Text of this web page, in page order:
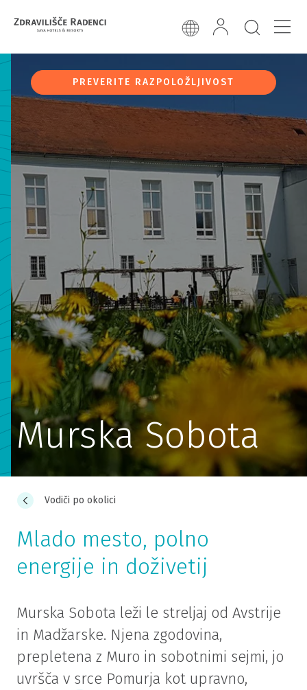
PREVERITE RAZPOLOŽLJIVOST
Murska Sobota
Vodiči po okolici
Mlado mesto, polno
energije in doživetij
Murska Sobota leži le streljaj od Avstrije
in Madžarske. Njena zgodovina,
prepletena z Muro in sobotnimi sejmi, jo
uvršča v srce Pomurja kot upravno,